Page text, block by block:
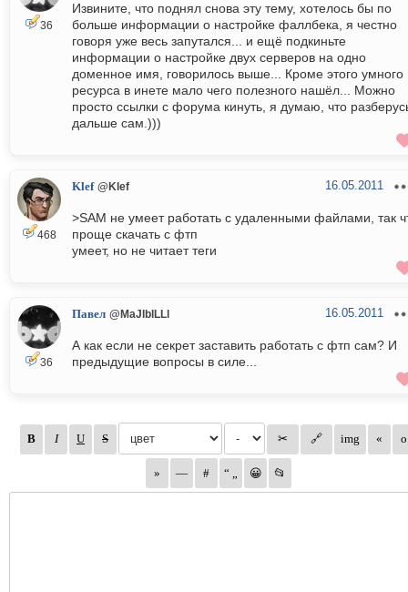
36
Извините, что поднял снова эту тему, хотелось бы по
больше информации о настройке фаллбека, я честно
говоря уже весь запутался... и ещё подкиньте
информации о настройке двух серверов на одно
доменное имя, говорилось выше... Кроме этого умного
ресурса в инете мало чего полезного нашёл... Можно
просто ссылки с форума кинуть, я думаю, что
дальше сам.)))
468
Klef @Klef 16.05.2011
>SAM не умеет работать с удаленными файлами, так
проще скачать с фтп
умеет, но не читает теги
36
Павел @MaJlblLLl 16.05.2011
А как если не секрет заставить работать с фтп сам? И
предыдущие вопросы в силе...